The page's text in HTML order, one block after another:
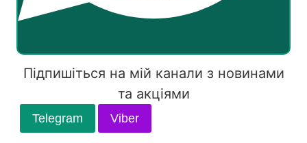
Підпишіться на мій канали з новинами
та акціями
Telegram Viber